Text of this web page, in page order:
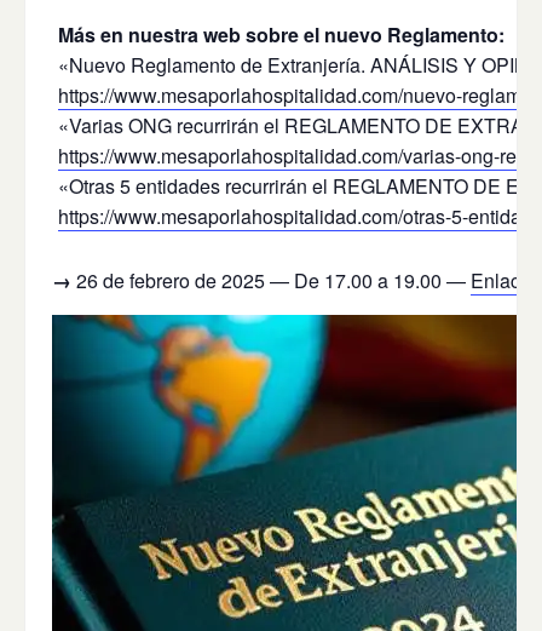
Más en nuestra web sobre el nuevo Reglamento:
«Nuevo Reglamento de Extranjería. ANÁLISIS Y
https://www.mesaporlahospitalidad.com/nuevo-
«Varias ONG recurrirán el REGLAMENTO DE
https://www.mesaporlahospitalidad.com/varias-ong-
«Otras 5 entidades recurrirán el REGLAMENTO DE
https://www.mesaporlahospitalidad.com/otras-5-
→ 26 de febrero de 2025 — De 17.00 a 19.00 — Enlace